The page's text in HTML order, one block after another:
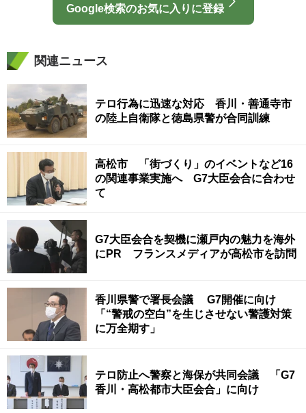
Google検索のお気に入りに登録
関連ニュース
テロ行為に迅速な対応 香川・善通寺市
の陸上自衛隊と徳島県警が合同訓練
高松市 「街づくり」のイベントなど16
の関連事業実施へ G7大臣会合に合わせ
て
G7大臣会合を契機に瀬戸内の魅力を海外
にPR フランスメディアが高松市を訪問
香川県警で署長会議 G7開催に向け
「“警戒の空白”を生じさせない警護対策
に万全期す」
テロ防止へ警察と海保が共同会議 「G7
香川・高松都市大臣会合」に向け